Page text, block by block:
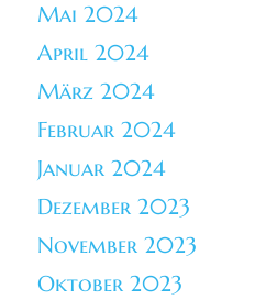
Mai 2024
April 2024
März 2024
Februar 2024
Januar 2024
Dezember 2023
November 2023
Oktober 2023